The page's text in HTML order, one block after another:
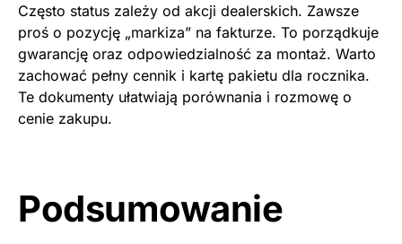
Często status zależy od akcji dealerskich. Zawsze
proś o pozycję „markiza” na fakturze. To porządkuje
gwarancję oraz odpowiedzialność za montaż. Warto
zachować pełny cennik i kartę pakietu dla rocznika.
Te dokumenty ułatwiają porównania i rozmowę o
cenie zakupu.
Podsumowanie